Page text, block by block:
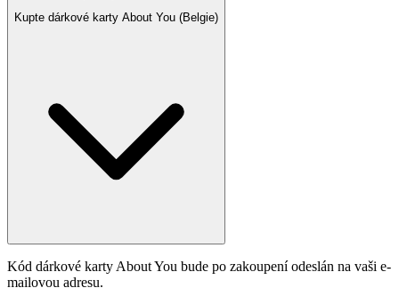
Kupte dárkové karty About You (Belgie)
Kód dárkové karty About You bude po zakoupení odeslán na vaši e-
mailovou adresu.